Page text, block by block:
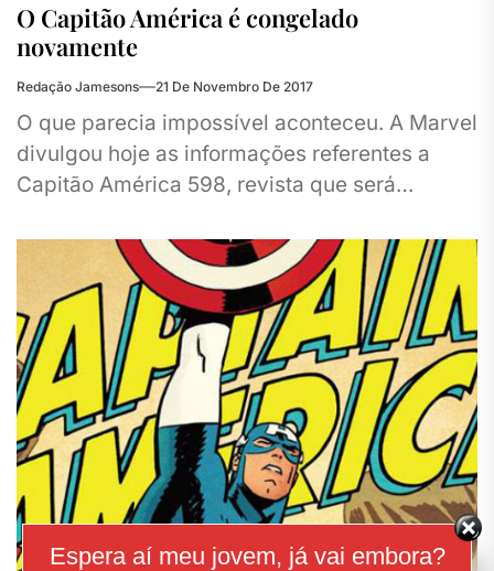
O Capitão América é congelado
novamente
Redação Jamesons 21 De Novembro De 2017
O que parecia impossível aconteceu. A Marvel
divulgou hoje as informações referentes a
Capitão América 598, revista que será
Espera aí meu jovem, já vai embora?